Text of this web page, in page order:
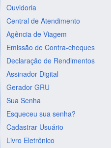
Ouvidoria
Central de Atendimento
Agência de Viagem
Emissão de Contra-cheques
Declaração de Rendimentos
Assinador Digital
Gerador GRU
Sua Senha
Esqueceu sua senha?
Cadastrar Usuário
Livro Eletrônico